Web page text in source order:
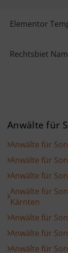
Elementor
Rechtsbiet
Anwälte für
Anwälte für
Anwälte für
Anwälte für
Anwälte für
Kärnten
Anwälte für
Anwälte für
Anwälte für